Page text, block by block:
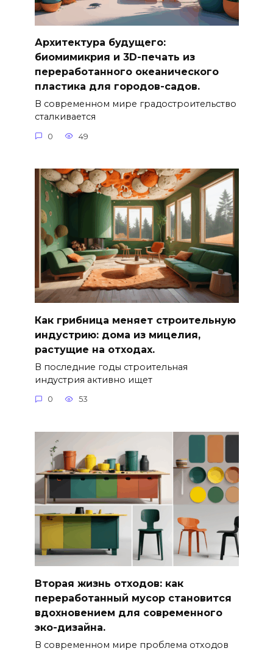
Архитектура будущего:
биомимикрия и 3D-печать из
переработанного океанического
пластика для городов-садов.
В современном мире градостроительство
сталкивается
0 49
Как грибница меняет строительную
индустрию: дома из мицелия,
растущие на отходах.
В последние годы строительная
индустрия активно ищет
0 53
Вторая жизнь отходов: как
переработанный мусор становится
вдохновением для современного
эко-дизайна.
В современном мире проблема отходов